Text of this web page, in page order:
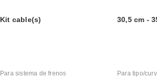
Kit cable(s) 30,5 cm -
Para sistema de frenos Para tipo/